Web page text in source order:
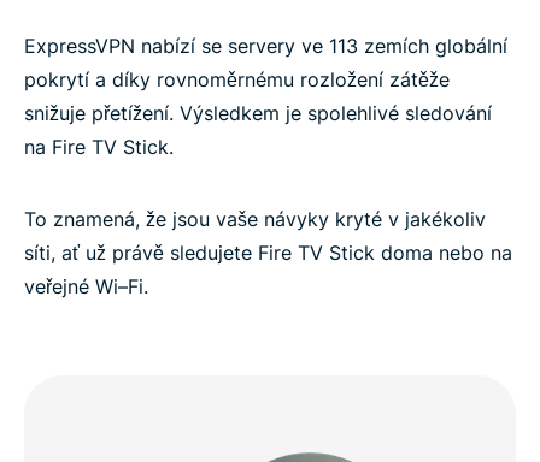
ExpressVPN nabízí se servery ve 113 zemích globální
pokrytí a díky rovnoměrnému rozložení zátěže
snižuje přetížení. Výsledkem je spolehlivé sledování
na Fire TV Stick.
To znamená, že jsou vaše návyky kryté v jakékoliv
síti, ať už právě sledujete Fire TV Stick doma nebo na
veřejné Wi–Fi.